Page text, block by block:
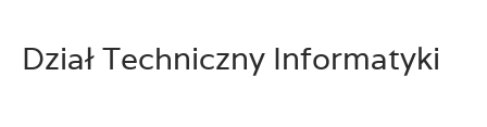
Dział Techniczny Informatyki